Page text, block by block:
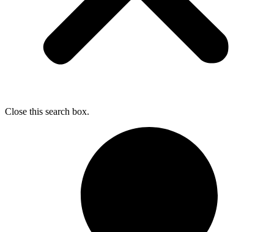
Close this search box.